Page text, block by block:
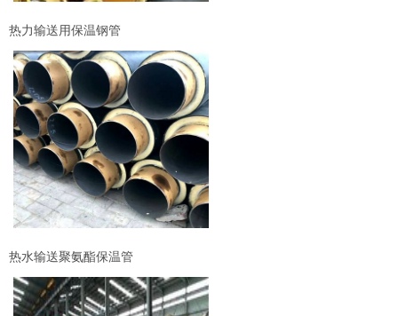
热力输送用保温钢管
热水输送聚氨酯保温管